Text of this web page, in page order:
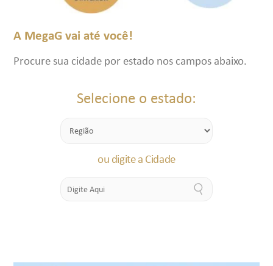
A MegaG vai até você!
Procure sua cidade por estado nos campos abaixo.
Selecione o estado:
ou digite a Cidade